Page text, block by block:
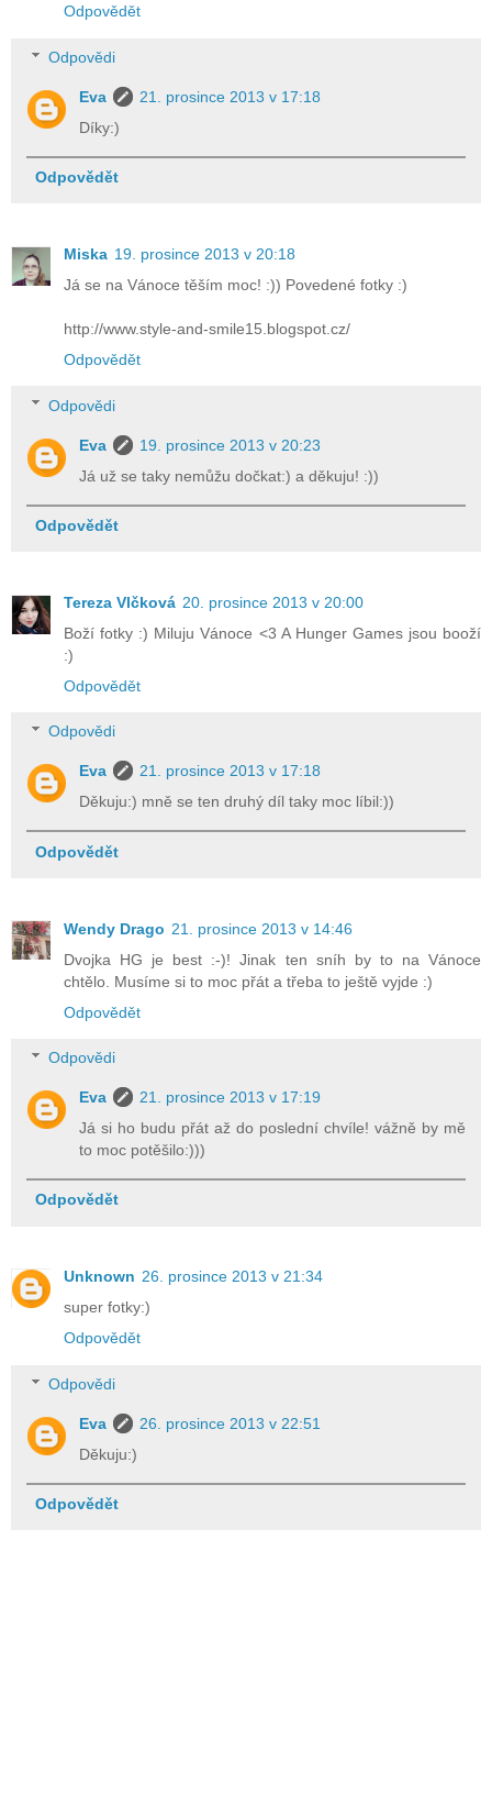
Odpovědět
Odpovědi
Eva
21. prosince 2013 v 17:18
Díky:)
Odpovědět
Miska 19. prosince 2013 v 20:18
Já se na Vánoce těším moc! :)) Povedené fotky :)
http://www.style-and-smile15.blogspot.cz/
Odpovědět
Odpovědi
Eva
19. prosince 2013 v 20:23
Já už se taky nemůžu dočkat:) a děkuju! :))
Odpovědět
Tereza Vlčková 20. prosince 2013 v 20:00
Boží fotky :) Miluju Vánoce <3 A Hunger Games jsou booží
:)
Odpovědět
Odpovědi
Eva
21. prosince 2013 v 17:18
Děkuju:) mně se ten druhý díl taky moc líbil:))
Odpovědět
Wendy Drago 21. prosince 2013 v 14:46
Dvojka HG je best :-)! Jinak ten sníh by to na Vánoce
chtělo. Musíme si to moc přát a třeba to ještě vyjde :)
Odpovědět
Odpovědi
Eva
21. prosince 2013 v 17:19
Já si ho budu přát až do poslední chvíle! vážně by mě
to moc potěšilo:)))
Odpovědět
Unknown 26. prosince 2013 v 21:34
super fotky:)
Odpovědět
Odpovědi
Eva
26. prosince 2013 v 22:51
Děkuju:)
Odpovědět